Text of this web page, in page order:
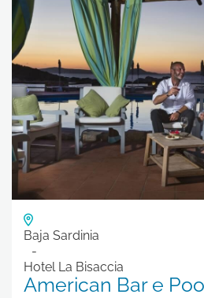
Baja Sardinia
Hotel La Bisaccia
American Bar e